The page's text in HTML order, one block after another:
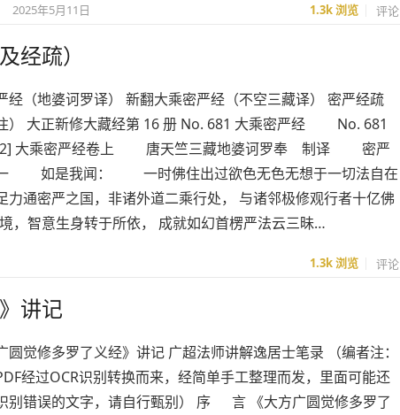
2025年5月11日 1.3k浏览 评论
经疏）
经（地婆诃罗译） 新翻大乘密严经（不空三藏译） 密严经疏
注） 大正新修大藏经第 16 册 No. 681 大乘密严经 No. 681
大乘密严经卷上 唐天竺三藏地婆诃罗奉 制译 密严
如是我闻： 一时佛住出过欲色无色无想于一切法自在
力通密严之国，非诸外道二乘行处， 与诸邻极修观行者十亿佛
，智意生身转于所依， 成就如幻首楞严法云三昧…
1.3k浏览 评论
讲记
圆觉修多罗了义经》讲记 广超法师讲解逸居士笔录 （编者注：
经过OCR识别转换而来，经简单手工整理而发，里面可能还
别错误的文字，请自行甄别） 序 言 《大方广圆觉修多罗了